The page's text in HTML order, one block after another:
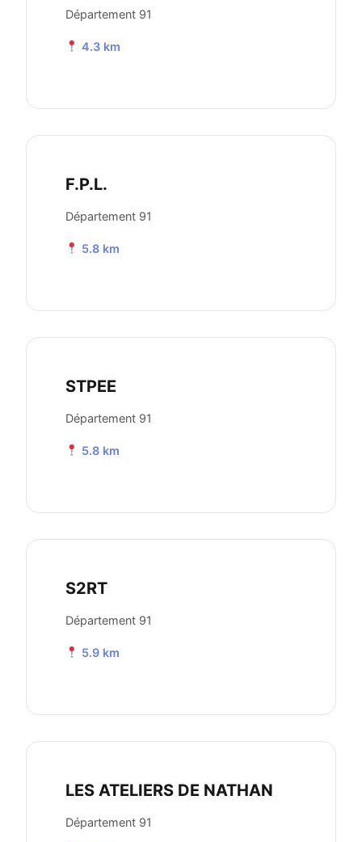
Département 91
4.3 km
F.P.L.
Département 91
5.8 km
STPEE
Département 91
5.8 km
S2RT
Département 91
5.9 km
LES ATELIERS DE NATHAN
Département 91